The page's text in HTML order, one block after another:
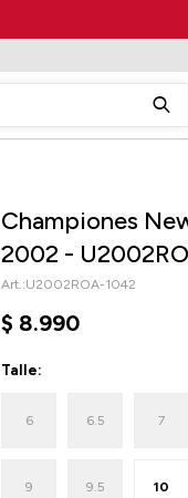
Championes
2002 -
U2002ROA-1042
$ 8.990
Talle:
6 6.5 7
9 9.5 10